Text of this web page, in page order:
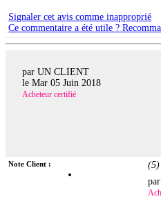
Signaler cet avis comme inapproprié
Ce commentaire a été utile ?
par UN CLIENT
le Mar 05 Juin 2018
Acheteur certifié
Note Client : (5)